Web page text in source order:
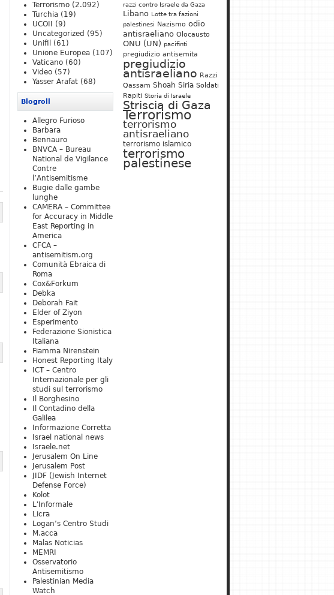
razzi contro Israele da Gaza
Libano Lotte tra fazioni
palestinesi Nazismo odio
antisraeliano Olocausto
ONU (UN) pacifinti
pregiudizio antisemita
pregiudizio
antisraeliano Razzi
Qassam Shoah Siria Soldati
Rapiti Storia di Israele
Striscia di Gaza
Terrorismo
terrorismo
antisraeliano
terrorismo islamico
terrorismo
palestinese
Terrorismo (2.092)
Turchia (19)
UCOII
(9)
Uncategorized (95)
Unifil
(61)
Unione Europea (107)
Vaticano (60)
Video (57)
Yasser Arafat (68)
Blogroll
Allegro Furioso
Barbara
Bennauro
BNVCA – Bureau
National de Vigilance
Contre
l’Antisemitisme
Bugie dalle gambe
lunghe
CAMERA – Committee
for Accuracy in Middle
East Reporting in
America
CFCA –
antisemitism.org
Comunità Ebraica di
Roma
Cox&Forkum
Debka
Deborah Fait
Elder of Ziyon
Esperimento
Federazione Sionistica
Italiana
Fiamma Nirenstein
Honest Reporting Italy
ICT – Centro
Internazionale per gli
studi sul terrorismo
Il Borghesino
Il Contadino della
Galilea
Informazione Corretta
Israel national news
Israele.net
Jerusalem On Line
Jerusalem Post
JIDF (Jewish Internet
Defense Force)
Kolot
L'Informale
Licra
Logan’s Centro Studi
M.acca
Malas Noticias
MEMRI
Osservatorio
Antisemitismo
Palestinian Media
Watch